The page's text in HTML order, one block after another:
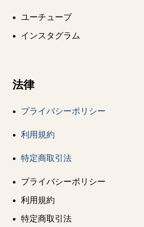
ユーチューブ
インスタグラム
法律
プライバシーポリシー
利用規約
特定商取引法
プライバシーポリシー
利用規約
特定商取引法